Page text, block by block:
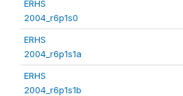
ERHS
2004_r6p1s0
ERHS
2004_r6p1s1a
ERHS
2004_r6p1s1b